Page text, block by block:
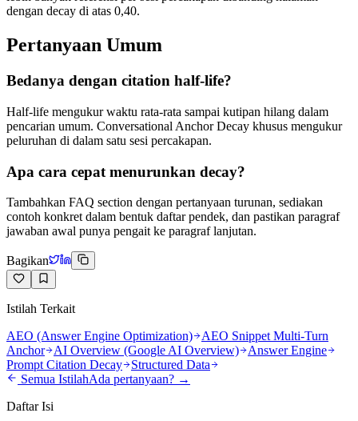
dengan decay di atas 0,40.
Pertanyaan Umum
Bedanya dengan citation half-life?
Half-life mengukur waktu rata-rata sampai kutipan hilang dalam
pencarian umum. Conversational Anchor Decay khusus mengukur
peluruhan di dalam satu sesi percakapan.
Apa cara cepat menurunkan decay?
Tambahkan FAQ section dengan pertanyaan turunan, sediakan
contoh konkret dalam bentuk daftar pendek, dan pastikan paragraf
jawaban awal punya pengait ke paragraf lanjutan.
Bagikan
Istilah Terkait
AEO (Answer Engine Optimization)
AEO Snippet Multi-Turn
Anchor
AI Overview (Google AI Overview)
Answer Engine
Prompt Citation Decay
Structured Data
Semua IstilahAda pertanyaan? →
Daftar Isi